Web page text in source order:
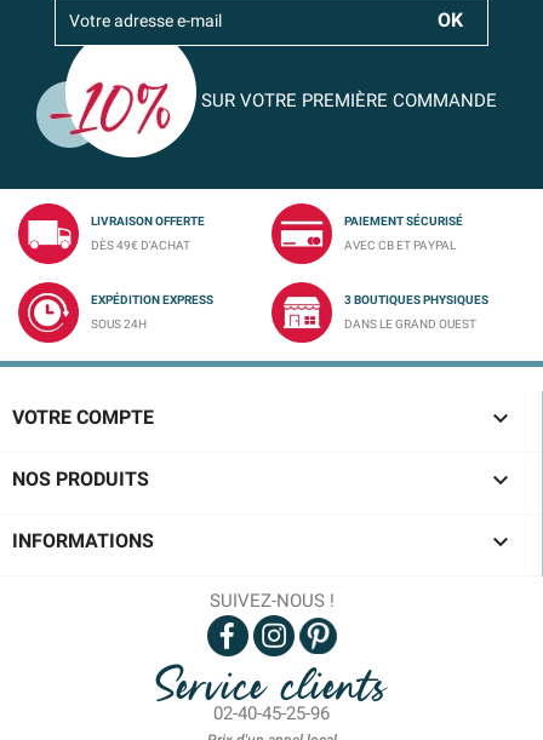
SUR VOTRE PREMIÈRE COMMANDE
LIVRAISON OFFERTE
DÈS 49€ D'ACHAT
PAIEMENT SÉCURISÉ
AVEC CB ET PAYPAL
EXPÉDITION EXPRESS
SOUS 24H
3 BOUTIQUES PHYSIQUES
DANS LE GRAND OUEST
VOTRE COMPTE 
NOS PRODUITS 
INFORMATIONS 
SUIVEZ-NOUS !
Service clients
02-40-45-25-96